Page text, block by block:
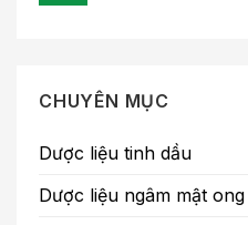
CHUYÊN MỤC
Dược liệu tinh dầu
Dược liệu ngâm mật ong